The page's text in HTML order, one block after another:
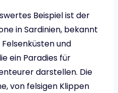
Beispiel ist der
in Sardinien, bekannt
und
ein Paradies für
darstellen. Die
von felsigen Klippen